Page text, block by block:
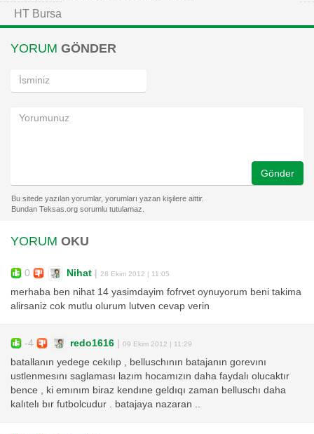
HT Bursa
YORUM GÖNDER
Gönder
YORUM OKU
0 Nihat | 28 Ekim 2012 | 11:05
merhaba ben nihat 14 yasimdayim fofrvet oynuyorum beni takima
alirsaniz cok mutlu olurum lutven cevap verin
-4 redo1616 | 09 Ekim 2012 | 11:29
batallanın yedege cekılıp , belluschının batajanın gorevını
ustlenmesını saglaması lazım hocamızın daha faydalı olucaktır
bence , ki emınım biraz kendıne geldıqı zaman belluschı daha
kalıtelı bır futbolcudur . batajaya nazaran ..